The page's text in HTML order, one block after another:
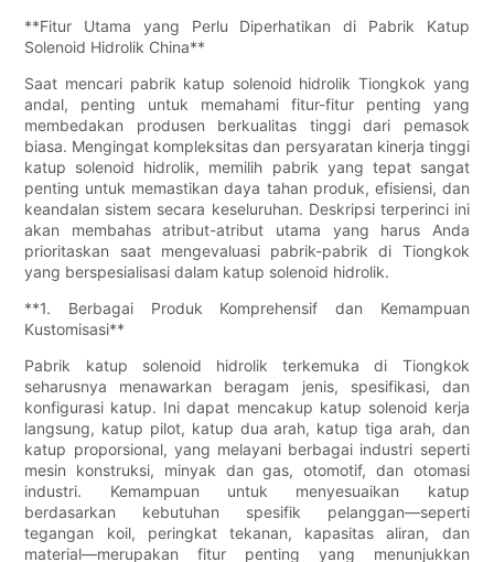
**Fitur Utama yang Perlu Diperhatikan di Pabrik Katup
Solenoid Hidrolik China**
Saat mencari pabrik katup solenoid hidrolik Tiongkok yang
andal, penting untuk memahami fitur-fitur penting yang
membedakan produsen berkualitas tinggi dari pemasok
biasa. Mengingat kompleksitas dan persyaratan kinerja tinggi
katup solenoid hidrolik, memilih pabrik yang tepat sangat
penting untuk memastikan daya tahan produk, efisiensi, dan
keandalan sistem secara keseluruhan. Deskripsi terperinci ini
akan membahas atribut-atribut utama yang harus Anda
prioritaskan saat mengevaluasi pabrik-pabrik di Tiongkok
yang berspesialisasi dalam katup solenoid hidrolik.
**1. Berbagai Produk Komprehensif dan Kemampuan
Kustomisasi**
Pabrik katup solenoid hidrolik terkemuka di Tiongkok
seharusnya menawarkan beragam jenis, spesifikasi, dan
konfigurasi katup. Ini dapat mencakup katup solenoid kerja
langsung, katup pilot, katup dua arah, katup tiga arah, dan
katup proporsional, yang melayani berbagai industri seperti
mesin konstruksi, minyak dan gas, otomotif, dan otomasi
industri. Kemampuan untuk menyesuaikan katup
berdasarkan kebutuhan spesifik pelanggan—seperti
tegangan koil, peringkat tekanan, kapasitas aliran, dan
material—merupakan fitur penting yang menunjukkan